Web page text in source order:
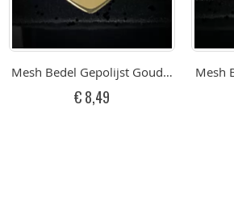
de Mesh Armband
Mesh Bedel Gepolijst Goudkleurig Hart
€ 8,49
Mesh